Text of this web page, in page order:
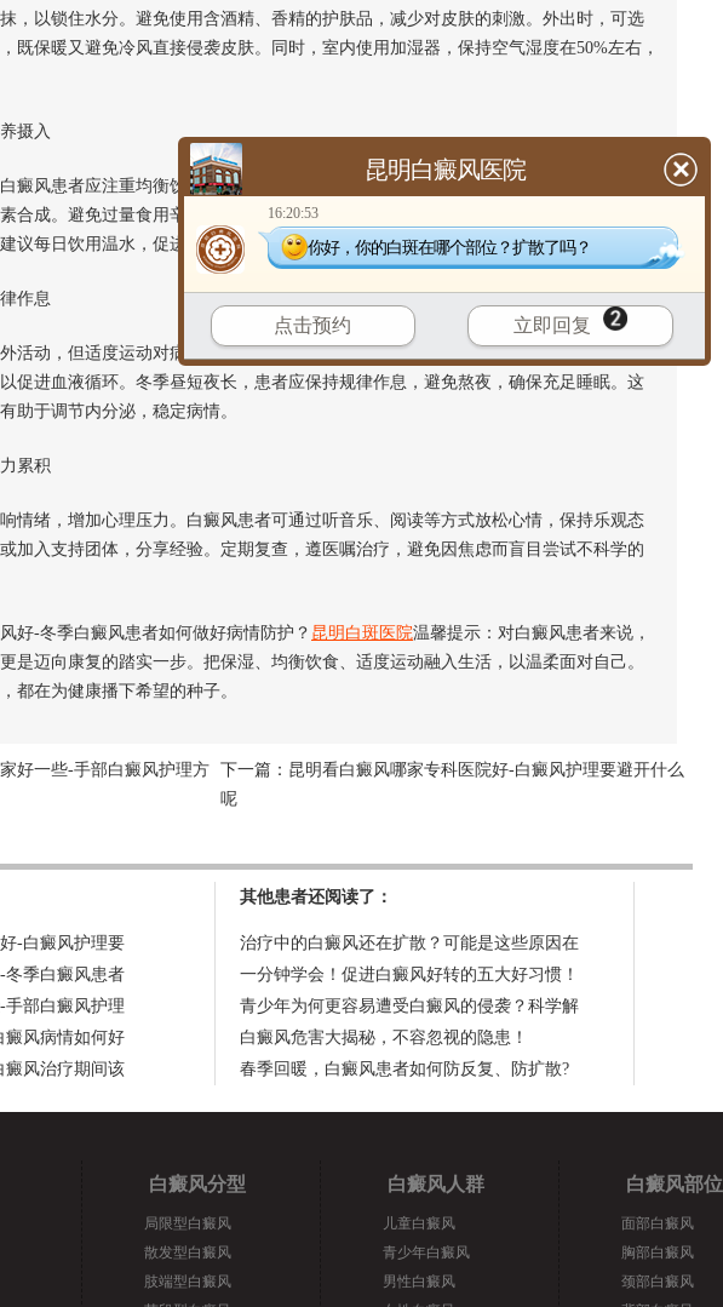
，以锁住水分。避免使用含酒精、香精的护肤品，减少对皮肤的刺激。外出时，可选
既保暖又避免冷风直接侵袭皮肤。同时，室内使用加湿器，保持空气湿度在50%左右，
摄入
风患者应注重均衡饮食。可多摄入富含酪氨酸和矿物质的食物，如黑芝麻、核桃、
合成。避免过量食用辛辣、海鲜等可能诱发过敏的食物。适量补充维生素C，但不宜过
议每日饮用温水，促进新陈代谢，增强免疫力。
作息
动，但适度运动对病情恢复至关重要。可选择室内运动如瑜伽、太极拳，或选择中
促进血液循环。冬季昼短夜长，患者应保持规律作息，避免熬夜，确保充足睡眠。这
助于调节内分泌，稳定病情。
累积
绪，增加心理压力。白癜风患者可通过听音乐、阅读等方式放松心情，保持乐观态
加入支持团体，分享经验。定期复查，遵医嘱治疗，避免因焦虑而盲目尝试不科学的
-冬季白癜风患者如何做好病情防护？ 昆明白斑医院温馨提示：对白癜风患者来说，
是迈向康复的踏实一步。把保湿、均衡饮食、适度运动融入生活，以温柔面对自己。
都在为健康播下希望的种子。
好一些-手部白癜风护理方 下一篇： 昆明看白癜风哪家专科医院好-白癜风护理要避开什么
呢
-白癜风护理要
冬季白癜风患者
手部白癜风护理
癜风病情如何好
癜风治疗期间该
其他患者还阅读了：
治疗中的白癜风还在扩散？可能是这些原因在
一分钟学会！促进白癜风好转的五大好习惯！
青少年为何更容易遭受白癜风的侵袭？科学解
白癜风危害大揭秘，不容忽视的隐患！
春季回暖，白癜风患者如何防反复、防扩散?
白癜风分型
局限型白癜风
散发型白癜风
肢端型白癜风
白癜风人群
儿童白癜风
青少年白癜风
男性白癜风
白癜风部位
面部白癜风
胸部白癜风
颈部白癜风
昆明白癜风医院
16:20:53
你好，你的白斑在哪个部位？扩散了吗？
点击预约 立即回复